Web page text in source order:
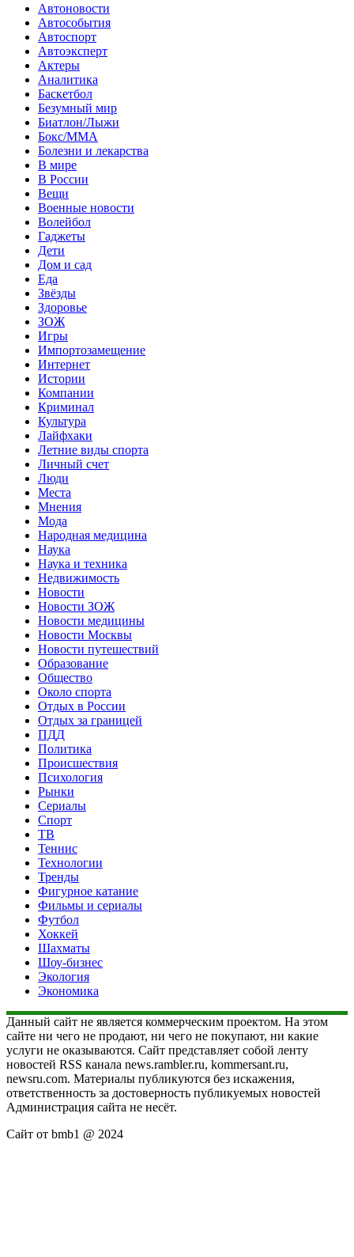
Автоновости
Автособытия
Автоспорт
Автоэксперт
Актеры
Аналитика
Баскетбол
Безумный мир
Биатлон/Лыжи
Бокс/MMA
Болезни и лекарства
В мире
В России
Вещи
Военные новости
Волейбол
Гаджеты
Дети
Дом и сад
Еда
Звёзды
Здоровье
ЗОЖ
Игры
Импортозамещение
Интернет
Истории
Компании
Криминал
Культура
Лайфхаки
Летние виды спорта
Личный счет
Люди
Места
Мнения
Мода
Народная медицина
Наука
Наука и техника
Недвижимость
Новости
Новости ЗОЖ
Новости медицины
Новости Москвы
Новости путешествий
Образование
Общество
Около спорта
Отдых в России
Отдых за границей
ПДД
Политика
Происшествия
Психология
Рынки
Сериалы
Спорт
ТВ
Теннис
Технологии
Тренды
Фигурное катание
Фильмы и сериалы
Футбол
Хоккей
Шахматы
Шоу-бизнес
Экология
Экономика
Данный сайт не является коммерческим проектом. На этом
сайте ни чего не продают, ни чего не покупают, ни какие
услуги не оказываются. Сайт представляет собой ленту
новостей RSS канала news.rambler.ru, kommersant.ru,
newsru.com. Материалы публикуются без искажения,
ответственность за достоверность публикуемых новостей
Администрация сайта не несёт.
Сайт от bmb1 @ 2024